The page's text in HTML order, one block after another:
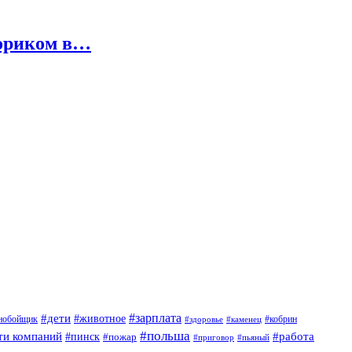
в…
#дети #животное #зарплата #здоровье #каменец #кобрин
компаний #пинск #пожар #польша #приговор #пьяный #работа